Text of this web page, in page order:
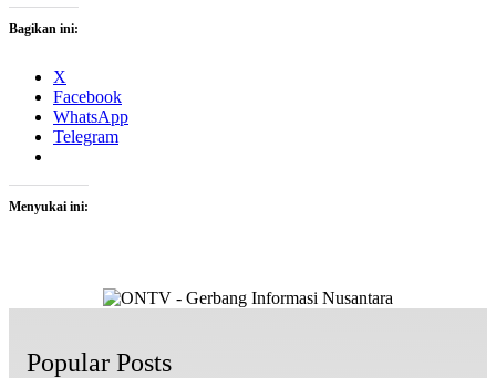
Bagikan ini:
X
Facebook
WhatsApp
Telegram
Menyukai ini:
Popular Posts